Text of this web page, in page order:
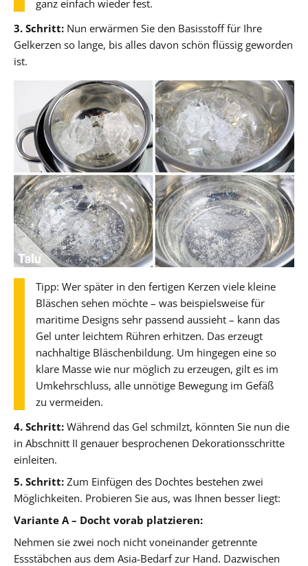
ganz einfach wieder fest.
3. Schritt: Nun erwärmen Sie den Basisstoff für Ihre
Gelkerzen so lange, bis alles davon schön flüssig geworden
ist.
Tipp: Wer später in den fertigen Kerzen viele kleine
Bläschen sehen möchte – was beispielsweise für
maritime Designs sehr passend aussieht – kann das
Gel unter leichtem Rühren erhitzen. Das erzeugt
nachhaltige Bläschenbildung. Um hingegen eine so
klare Masse wie nur möglich zu erzeugen, gilt es im
Umkehrschluss, alle unnötige Bewegung im Gefäß
zu vermeiden.
4. Schritt: Während das Gel schmilzt, könnten Sie nun die
in Abschnitt II genauer besprochenen Dekorationsschritte
einleiten.
5. Schritt: Zum Einfügen des Dochtes bestehen zwei
Möglichkeiten. Probieren Sie aus, was Ihnen besser liegt:
Variante A – Docht vorab platzieren:
Nehmen sie zwei noch nicht voneinander getrennte
Essstäbchen aus dem Asia-Bedarf zur Hand. Dazwischen